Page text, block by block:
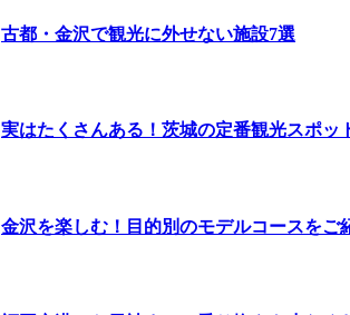
古都・金沢で観光に外せない施設7選
実はたくさんある！茨城の定番観光スポッ
金沢を楽しむ！目的別のモデルコースをご